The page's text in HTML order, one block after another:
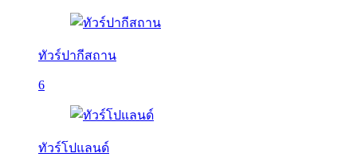
ทัวร์ปากีสถาน
6
ทัวร์โปแลนด์